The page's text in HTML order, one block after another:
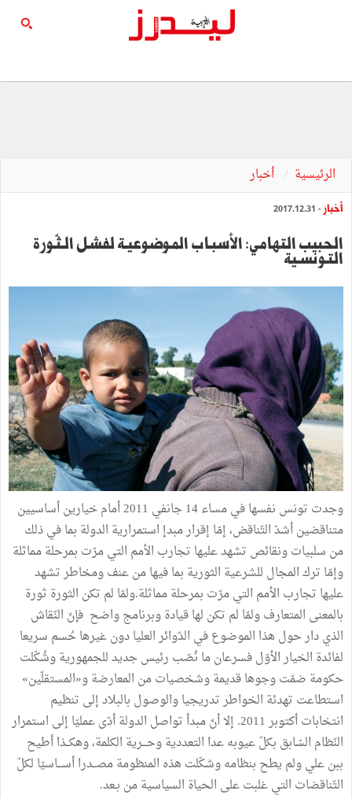
الرئيسية أخبار
أخبار - 2017.12.31
الحبيب التهامي: الأسبـاب المـوضوعيـة لفشل الـثّـورة
التـونسـية
وجدت تونس نفسها في مساء 14 جانفي 2011 أمام خيارين أساسيين
متناقضين أشدّ التّناقض، إمّا إقرار مبدإ استمرارية الدولة بما في ذلك
من سلبيات ونقائص تشهد عليها تجارب الأمم التي مرّت بمرحلة مماثلة
وإمّا ترك المجال للشرعية الثورية بما فيها من عنف ومخاطر تشهد
عليها تجارب الأمم التي مرّت بمرحلة مماثلة.ولمّا لم تكن الثورة ثورة
بالمعنى المتعارف ولمّا لم تكن لها قيادة وبرنامج واضح فإنّ النّقاش
الذي دار حول هذا الموضوع في الدّوائر العليا دون غيرها حُسم سريعا
لفائدة الخيار الأوّل فسرعان ما نُصّب رئيس جديد للجمهورية وشُكّلت
حكومة ضمّت وجوها قديمة وشخصيات من المعارضة و«المستقلّين»
استطاعت تهدئة الخواطر تدريجيا والوصول بالبلاد إلى تنظيم
انتخابات أكتوبر 2011. إلا أنّ مبدأ تواصل الدولة أدّى عمليّا إلى استمرار
النّظام السّابق بكلّ عيوبه عدا التعددية وحـــرية الكلمة، وهكــذا أطيح
ببن علي ولم يطح بنظامه وشكّلت هذه المنظومة مصــدرا أســـاسيّا لكلّ
التّناقضات التي غلبت على الحياة السياسية من بـعد.